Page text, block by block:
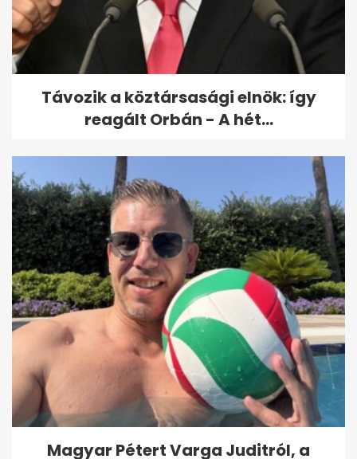
Orbánék jachton írt győzelmi
tervében nincs helye Sulyok...
Távozik a köztársasági elnök: így
reagált Orbán - A hét...
Magyar Pétert Varga Juditról, a